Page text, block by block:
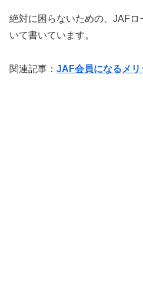
絶対に困らないための、JAF
いて書いています。
関連記事： JAF会員になるメ